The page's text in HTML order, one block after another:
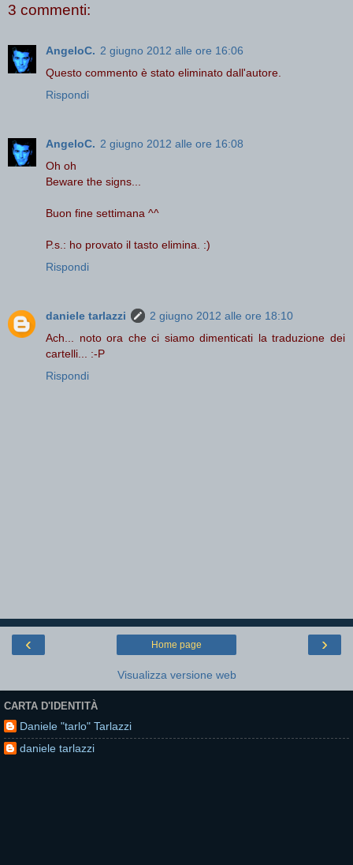
3 commenti:
AngeloC. 2 giugno 2012 alle ore 16:06
Questo commento è stato eliminato dall'autore.
Rispondi
AngeloC. 2 giugno 2012 alle ore 16:08
Oh oh
Beware the signs...
Buon fine settimana ^^
P.s.: ho provato il tasto elimina. :)
Rispondi
daniele tarlazzi
2 giugno 2012 alle ore 18:10
Ach... noto ora che ci siamo dimenticati la traduzione dei
cartelli... :-P
Rispondi
‹ ›
Home page
Visualizza versione web
CARTA D'IDENTITÀ
Daniele "tarlo" Tarlazzi
daniele tarlazzi